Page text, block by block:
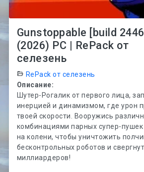
Gunstoppable [build
(2026) PC | RePack от
селезень
RePack от селезень
Описание:
Шутер-Рогалик от первого лица,
инерцией и динамизмом, где урон
твоей скорости. Вооружись
комбинациями парных супер-
на колени, чтобы уничтожить
бесконтрольных роботов и
миллиардеров!